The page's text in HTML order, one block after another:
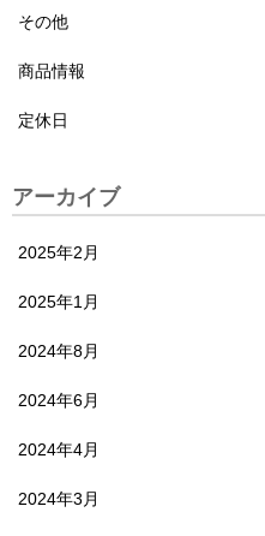
その他
商品情報
定休日
アーカイブ
2025年2月
2025年1月
2024年8月
2024年6月
2024年4月
2024年3月